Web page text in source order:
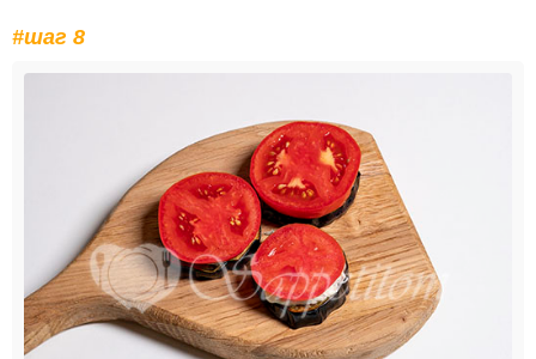
#шаг 8